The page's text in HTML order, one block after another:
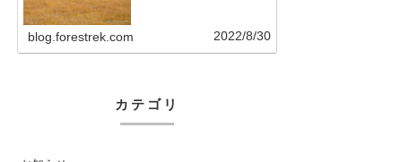
blog.forestrek.com 2022/8/30
カテゴリ